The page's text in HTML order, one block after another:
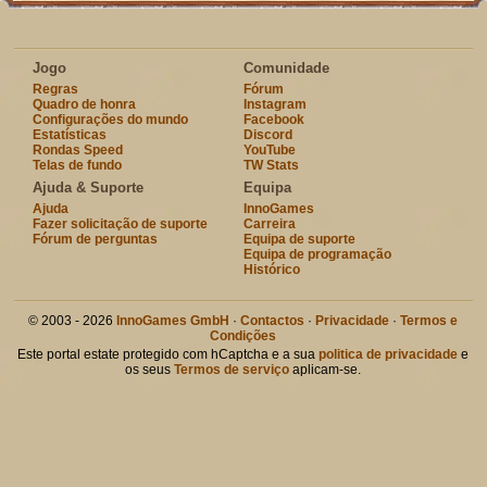
Jogo
Regras
Quadro de honra
Configurações do mundo
Estatísticas
Rondas Speed
Telas de fundo
Comunidade
Fórum
Instagram
Facebook
Discord
YouTube
TW Stats
Ajuda & Suporte
Ajuda
Fazer solicitação de suporte
Fórum de perguntas
Equipa
InnoGames
Carreira
Equipa de suporte
Equipa de programação
Histórico
© 2003 - 2026 InnoGames GmbH ·Contactos · Privacidade ·Termos e
Condições
Este portal estate protegido com hCaptcha e a suapolitica de privacidade e
os seusTermos de serviço aplicam-se.